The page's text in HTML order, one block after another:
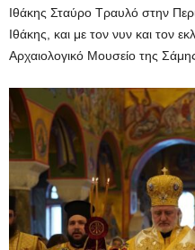
Ιθάκης Σταύρο Τραυλό στην
Ιθάκης, και με τον νυν και τον
Αρχαιολογικό Μουσείο της